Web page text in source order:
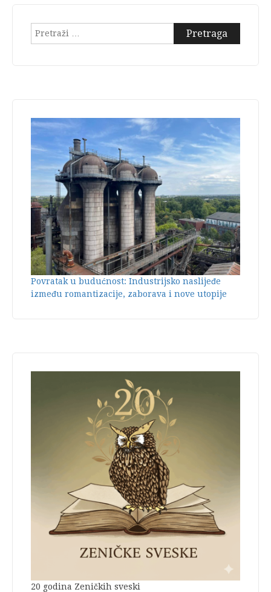
Pretraga:
Povratak u budućnost: Industrijsko naslijeđe
između romantizacije, zaborava i nove utopije
20 godina Zeničkih sveski